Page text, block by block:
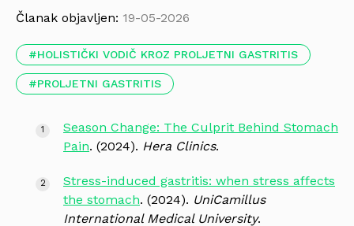
Članak objavljen: 19-05-2026
HOLISTIČKI VODIČ KROZ PROLJETNI GASTRITIS
PROLJETNI GASTRITIS
Season Change: The Culprit Behind Stomach
Pain. (2024). Hera Clinics.
Stress-induced gastritis: when stress affects
the stomach. (2024). UniCamillus
International Medical University.